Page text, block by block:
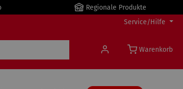
Regionale Produkte
Service/Hilfe
Warenkorb